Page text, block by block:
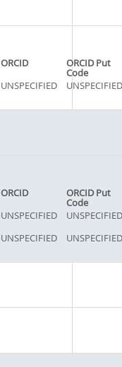
ORCID ORCID Put
Code
UNSPECIFIED UNSPECIFIED
ORCID ORCID Put
Code
UNSPECIFIED
UNSPECIFIED
UNSPECIFIED UNSPECIFIED